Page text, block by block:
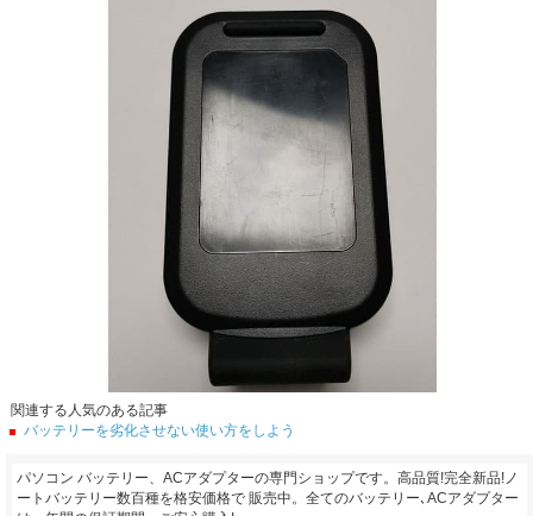
関連する人気のある記事
バッテリーを劣化させない使い方をしよう
パソコン バッテリー、ACアダプターの専門ショップです。高品質!完全新品!ノ
ートバッテリー数百種を格安価格で 販売中。全てのバッテリー､ACアダプター